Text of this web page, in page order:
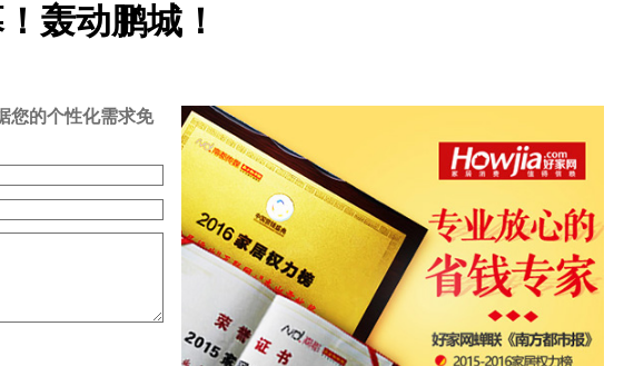
轰动鹏城！
您的个性化需求免